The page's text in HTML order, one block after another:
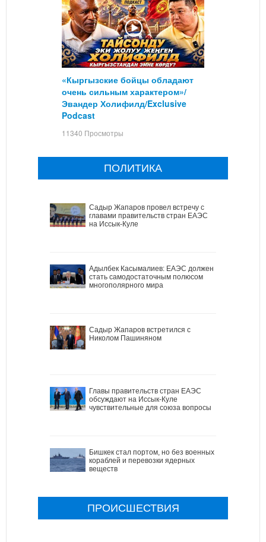
«Кыргызские бойцы обладают
очень сильным характером»/
Эвандер Холифилд/Exclusive
Podcast
11340 Просмотры
ПОЛИТИКА
Садыр Жапаров провел встречу с
главами правительств стран ЕАЭС
на Иссык-Куле
Адылбек Касымалиев: ЕАЭС должен
стать самодостаточным полюсом
многополярного мира
Садыр Жапаров встретился с
Николом Пашиняном
Главы правительств стран ЕАЭС
обсуждают на Иссык-Куле
чувствительные для союза вопросы
Бишкек стал портом, но без военных
кораблей и перевозки ядерных
веществ
ПРОИСШЕСТВИЯ